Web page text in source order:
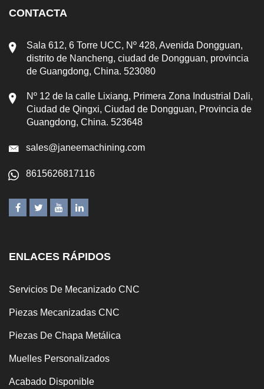
CONTACTA
Sala 612, 6 Torre UCC, Nº 428, Avenida Dongguan,
distrito de Nancheng, ciudad de Dongguan, provincia
de Guangdong, China. 523080
Nº 12 de la calle Lixiang, Primera Zona Industrial Dali,
Ciudad de Qingxi, Ciudad de Dongguan, Provincia de
Guangdong, China. 523648
sales@janeemachining.com
8615626817116
ENLACES RÁPIDOS
Servicios De Mecanizado CNC
Piezas Mecanizadas CNC
Piezas De Chapa Metálica
Muelles Personalizados
Acabado Disponible